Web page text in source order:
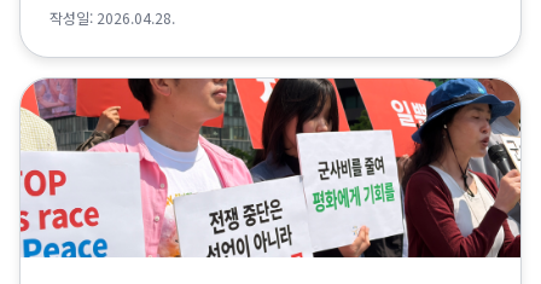
작성일: 2026.04.28.